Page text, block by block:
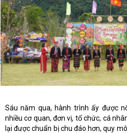
Sáu năm qua, hành trình ấy được
nhiều cơ quan, đơn vị, tổ chức, cá
lại được chuẩn bị chu đáo hơn, quy